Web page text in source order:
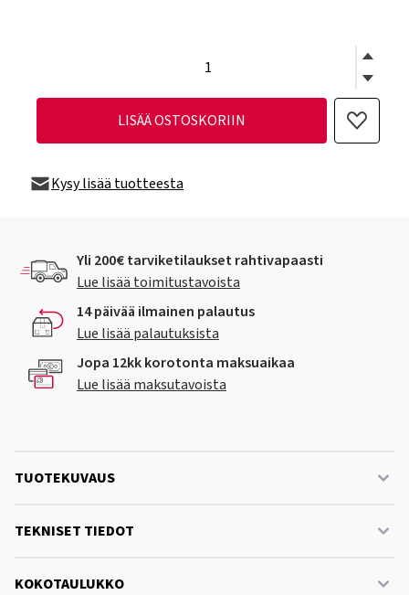
LISÄÄ OSTOSKORIIN
Kysy lisää tuotteesta
Yli 200€ tarviketilaukset rahtivapaasti
Lue lisää toimitustavoista
14 päivää ilmainen palautus
Lue lisää palautuksista
Jopa 12kk korotonta maksuaikaa
Lue lisää maksutavoista
TUOTEKUVAUS
TEKNISET TIEDOT
KOKOTAULUKKO